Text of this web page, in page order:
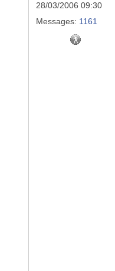
28/03/2006 09:30
Messages: 1161